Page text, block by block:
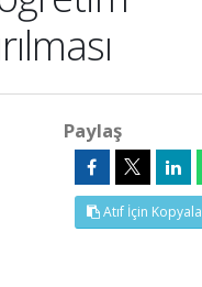
Paylaş
Atıf İçin Kopyala